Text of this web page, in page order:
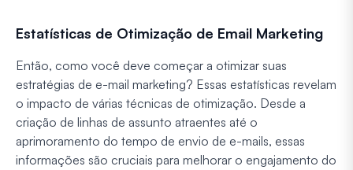
Estatísticas de Otimização de Email Marketing
Então, como você deve começar a otimizar suas
estratégias de e-mail marketing? Essas estatísticas revelam
o impacto de várias técnicas de otimização. Desde a
criação de linhas de assunto atraentes até o
aprimoramento do tempo de envio de e-mails, essas
informações são cruciais para melhorar o engajamento do